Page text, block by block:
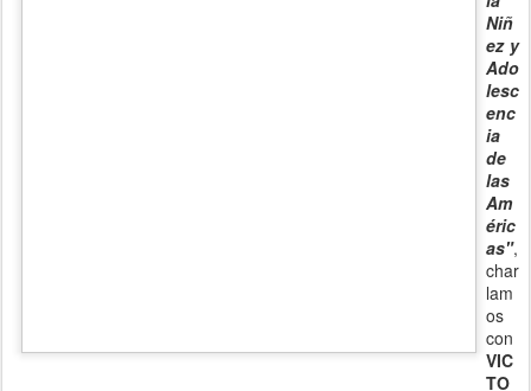
, Director
Cuando hablamos de Cuestiones de Infancias, nos vemos ante un
reto de identificar las necesidades que tiene esta población tan
significativa para la sociedad; Y, al mismo tiempo, buscar
herramientas para clarificar conceptos y encontrar alianzas con
organismos articuladores, que logren consensos y compromisos de
del Niño, la